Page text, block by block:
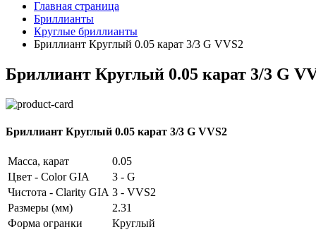
Главная страница
Бриллианты
Круглые бриллианты
Бриллиант Круглый 0.05 карат 3/3 G VVS2
Бриллиант Круглый 0.05 карат 3/3 G
Бриллиант Круглый 0.05 карат 3/3 G VVS2
Масса, карат
0.05
Цвет - Color GIA
3 - G
Чистота - Clarity GIA 3 - VVS2
Размеры (мм)
2.31
Форма огранки
Круглый